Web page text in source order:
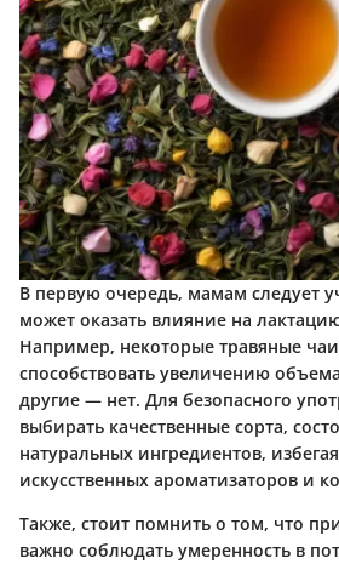
В первую очередь, мамам следует
может оказать влияние на
Например, некоторые травяные
способствовать увеличению
другие — нет. Для безопасного
выбирать качественные сорта,
натуральных ингредиентов,
искусственных ароматизаторов и
Также, стоит помнить о том, что
важно соблюдать умеренность в